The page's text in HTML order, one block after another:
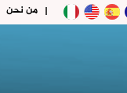
من نحن |